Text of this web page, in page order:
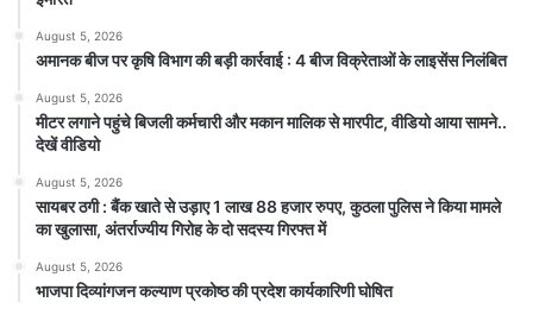
August 5, 2026
अमानक बीज पर कृषि विभाग की बड़ी कार्रवाई : 4 बीज विक्रेताओं के लाइसेंस निलंबित
August 5, 2026
मीटर लगाने पहुंचे बिजली कर्मचारी और मकान मालिक से मारपीट, वीडियो आया सामने..
देखें वीडियो
August 5, 2026
सायबर ठगी : बैंक खाते से उड़ाए 1 लाख 88 हजार रुपए, कुठला पुलिस ने किया मामले
का खुलासा, अंतर्राज्यीय गिरोह के दो सदस्य गिरफ्त में
August 5, 2026
भाजपा दिव्यांगजन कल्याण प्रकोष्ठ की प्रदेश कार्यकारिणी घोषित